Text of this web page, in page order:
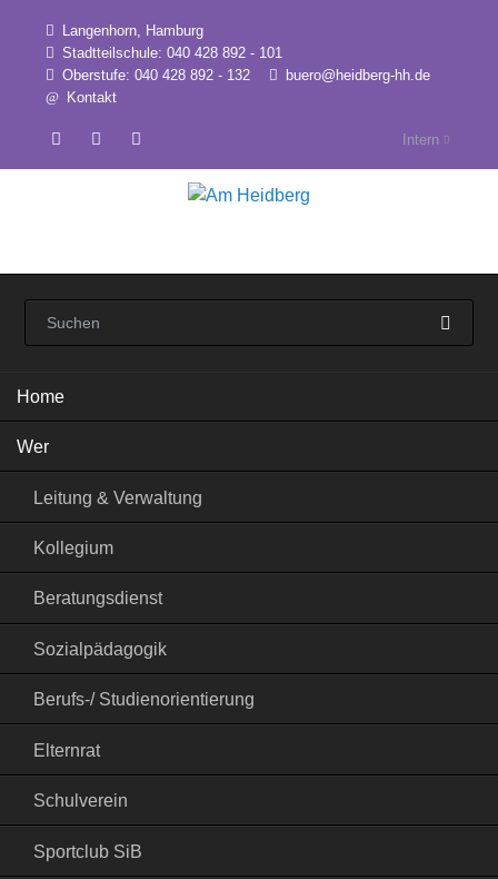
Langenhorn, Hamburg
Stadtteilschule: 040 428 892 - 101
Oberstufe: 040 428 892 - 132
buero@heidberg-hh.de
Kontakt
Intern
Home
Wer
Leitung & Verwaltung
Kollegium
Beratungsdienst
Sozialpädagogik
Berufs-/ Studienorientierung
Elternrat
Schulverein
Sportclub SiB